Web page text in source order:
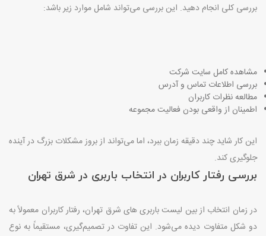
بررسی کلی انجام دهید. این بررسی می‌تواند شامل موارد زیر باشد:
مشاهده کامل سایت شرکت
بررسی اطلاعات تماس و آدرس
مطالعه نظرات کاربران
اطمینان از واقعی بودن فعالیت مجموعه
این کار شاید چند دقیقه زمان ببرد، اما می‌تواند از بروز مشکلات بزرگ در آینده
جلوگیری کند.
بررسی رفتار کاربران در انتخاب باربری در شرق تهران
در زمان انتخاب از بین لیست باربری های شرق تهران، رفتار کاربران معمولاً به
دو شکل متفاوت دیده می‌شود. این تفاوت در تصمیم‌گیری، مستقیماً به نوع